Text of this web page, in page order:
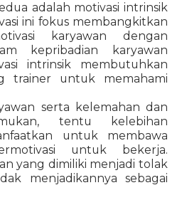
adalah motivasi intrinsik
ini fokus membangkitkan
karyawan dengan
kepribadian karyawan
intrinsik membutuhkan
trainer untuk memahami
serta kelemahan dan
tentu kelebihan
untuk membawa
untuk bekerja.
yang dimiliki menjadi tolak
menjadikannya sebagai